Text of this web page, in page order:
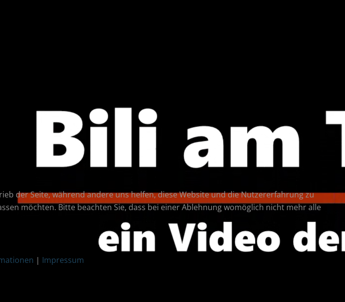
der Seite, während andere uns helfen, diese Website und die Nutzererfahrung zu
möchten. Bitte beachten Sie, dass bei einer Ablehnung womöglich nicht mehr alle
| Impressum